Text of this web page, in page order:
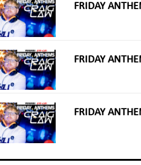
FRIDAY
FRIDAY
FRIDAY